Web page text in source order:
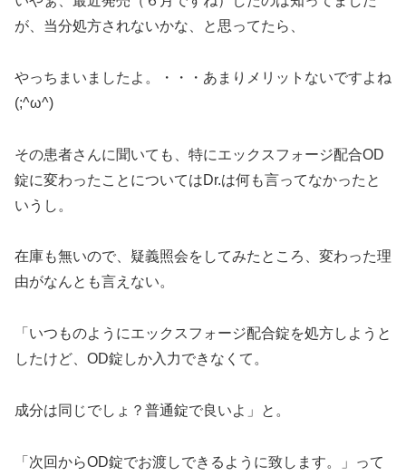
が、当分処方されないかな、と思ってたら、
やっちまいましたよ。・・・あまりメリットないですよね
(;^ω^)
その患者さんに聞いても、特にエックスフォージ配合OD
錠に変わったことについてはDr.は何も言ってなかったと
いうし。
在庫も無いので、疑義照会をしてみたところ、変わった理
由がなんとも言えない。
「いつものようにエックスフォージ配合錠を処方しようと
したけど、OD錠しか入力できなくて。
成分は同じでしょ？普通錠で良いよ」と。
「次回からOD錠でお渡しできるように致します。」って